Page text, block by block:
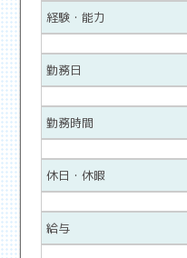
経験・能力
勤務日
勤務時間
休日・休暇
給与